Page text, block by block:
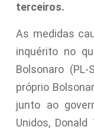
terceiros.
As medidas
inquérito no
Bolsonaro
próprio
junto ao
Unidos,